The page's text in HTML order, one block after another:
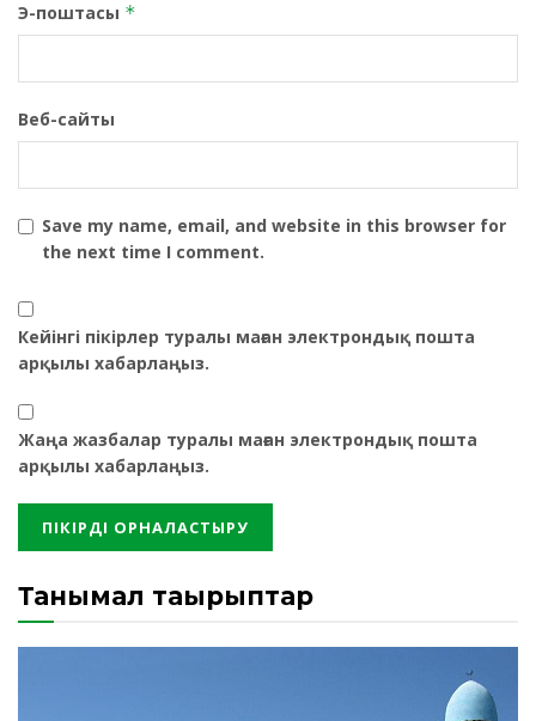
Э-поштасы *
Веб-сайты
Save my name, email, and website in this browser for
the next time I comment.
Кейінгі пікірлер туралы маған электрондық пошта
арқылы хабарлаңыз.
Жаңа жазбалар туралы маған электрондық пошта
арқылы хабарлаңыз.
Танымал тақырыптар